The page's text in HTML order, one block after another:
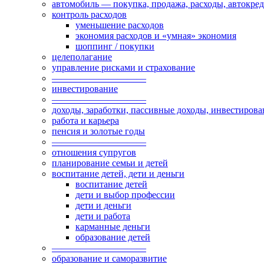
автомобиль — покупка, продажа, расходы,
контроль расходов
уменьшение расходов
экономия расходов и «умная» экономия
шоппинг / покупки
целеполагание
управление рисками и страхование
——————————
инвестирование
——————————
доходы, заработки, пассивные доходы,
работа и карьера
пенсия и золотые годы
——————————
отношения супругов
планирование семьи и детей
воспитание детей, дети и деньги
воспитание детей
дети и выбор профессии
дети и деньги
дети и работа
карманные деньги
образование детей
——————————
образование и саморазвитие